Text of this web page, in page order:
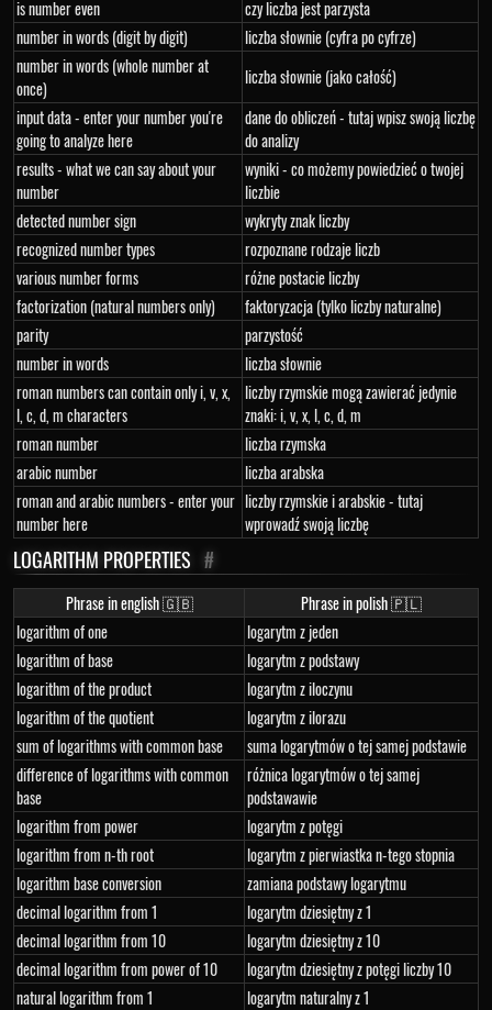
is number even
czy liczba jest parzysta
number in words (digit by digit)
liczba słownie (cyfra po cyfrze)
number in words (whole number at
once)
liczba słownie (jako całość)
input data - enter your number you're
going to analyze here
dane do obliczeń - tutaj wpisz swoją liczbę
do analizy
results - what we can say about your
number
wyniki - co możemy powiedzieć o twojej
liczbie
detected number sign
wykryty znak liczby
recognized number types
rozpoznane rodzaje liczb
various number forms
różne postacie liczby
factorization (natural numbers only)
faktoryzacja (tylko liczby naturalne)
parity
parzystość
number in words
liczba słownie
roman numbers can contain only i, v, x,
l, c, d, m characters
liczby rzymskie mogą zawierać jedynie
znaki: i, v, x, l, c, d, m
roman number
liczba rzymska
arabic number
liczba arabska
roman and arabic numbers - enter your
number here
liczby rzymskie i arabskie - tutaj
wprowadź swoją liczbę
LOGARITHM PROPERTIES #
Phrase in english 🇬🇧
Phrase in polish 🇵🇱
logarithm of one
logarytm z jeden
logarithm of base
logarytm z podstawy
logarithm of the product
logarytm z iloczynu
logarithm of the quotient
logarytm z ilorazu
sum of logarithms with common base
suma logarytmów o tej samej podstawie
difference of logarithms with common
base
różnica logarytmów o tej samej
podstawawie
logarithm from power
logarytm z potęgi
logarithm from n-th root
logarytm z pierwiastka n-tego stopnia
logarithm base conversion
zamiana podstawy logarytmu
decimal logarithm from 1
logarytm dziesiętny z 1
decimal logarithm from 10
logarytm dziesiętny z 10
decimal logarithm from power of 10
logarytm dziesiętny z potęgi liczby 10
natural logarithm from 1
logarytm naturalny z 1